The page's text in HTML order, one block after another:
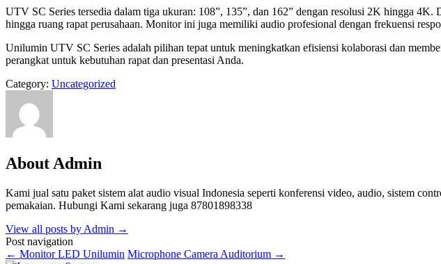
UTV SC Series tersedia dalam tiga ukuran: 108”, 135”, dan 162” dengan resolusi 2K hingga
hingga ruang rapat perusahaan. Monitor ini juga memiliki audio profesional dengan frekuensi
Unilumin UTV SC Series adalah pilihan tepat untuk meningkatkan efisiensi kolaborasi dan
perangkat untuk kebutuhan rapat dan presentasi Anda.
Category: Uncategorized
About Admin
Kami jual satu paket sistem alat audio visual Indonesia seperti konferensi video, audio, sistem
pemakaian. Hubungi Kami sekarang juga 87801898338
View all posts by Admin →
Post navigation
← Monitor LED Unilumin Microphone Camera Auditorium →